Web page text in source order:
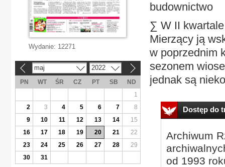
budownictwo
∑ W II
Mierzący ją
w poprzednim
sezonem
jednak są
Dostęp do
Archiwum
od 1993
Wydanie: 12271
maj 2022
PN WT ŚR CZ PT SB
ND
1
2
3 4 5 6 7
8
9
10 11 12 13 14
15
16
17 18 19 20 21
22
23
24 25 26 27 28
29
30
31